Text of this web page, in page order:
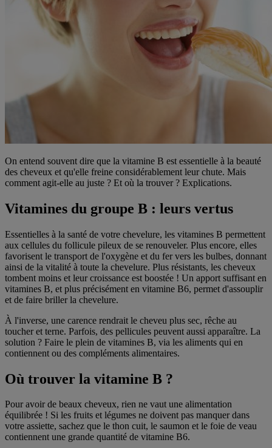
On entend souvent dire que la vitamine B est essentielle à la beauté
des cheveux et qu'elle freine considérablement leur chute. Mais
comment agit-elle au juste ? Et où la trouver ? Explications.
Vitamines du groupe B : leurs vertus
Essentielles à la santé de votre chevelure, les vitamines B permettent
aux cellules du follicule pileux de se renouveler. Plus encore, elles
favorisent le transport de l'oxygène et du fer vers les bulbes, donnant
ainsi de la vitalité à toute la chevelure. Plus résistants, les cheveux
tombent moins et leur croissance est boostée ! Un apport suffisant en
vitamines B, et plus précisément en vitamine B6, permet d'assouplir
et de faire briller la chevelure.
À l'inverse, une carence rendrait le cheveu plus sec, rêche au
toucher et terne. Parfois, des pellicules peuvent aussi apparaître. La
solution ? Faire le plein de vitamines B, via les aliments qui en
contiennent ou des compléments alimentaires.
Où trouver la vitamine B ?
Pour avoir de beaux cheveux, rien ne vaut une alimentation
équilibrée ! Si les fruits et légumes ne doivent pas manquer dans
votre assiette, sachez que le thon cuit, le saumon et le foie de veau
contiennent une grande quantité de vitamine B6.